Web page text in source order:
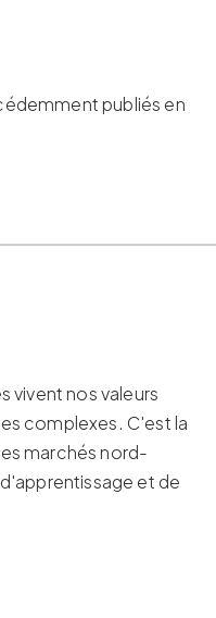
publiés en
vivent nos valeurs
complexes. C'est la
marchés nord-
et de